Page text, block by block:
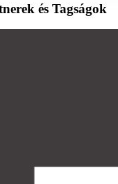
és Tagságok